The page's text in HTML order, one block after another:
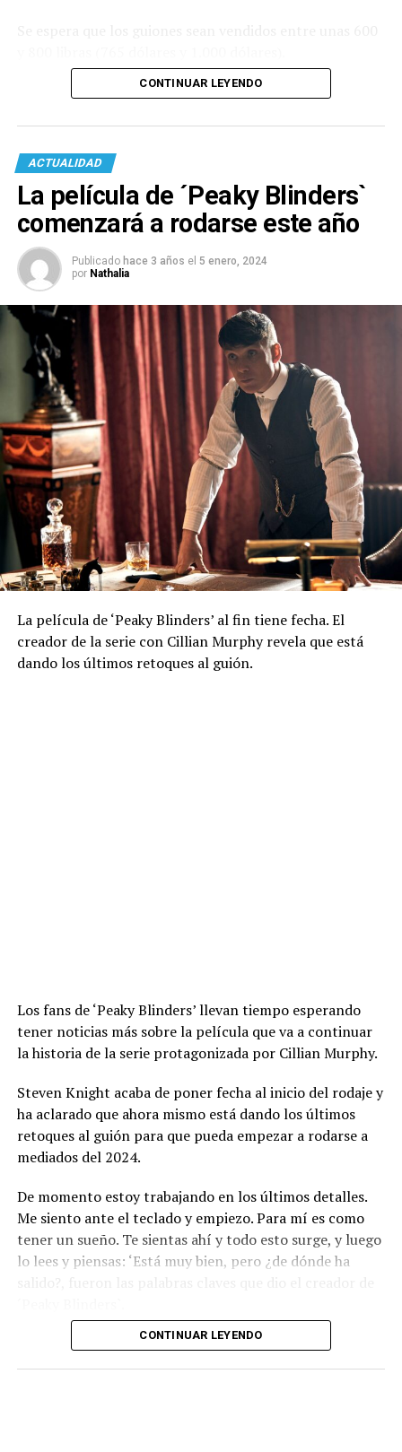
CONTINUAR LEYENDO
ACTUALIDAD
La película de ´Peaky Blinders`
comenzará a rodarse este año
Publicado hace 3 años el 5 enero, 2024
por Nathalia
La película de ‘Peaky Blinders’ al fin tiene fecha. El
creador de la serie con Cillian Murphy revela que está
dando los últimos retoques al guión.
Los fans de ‘Peaky Blinders’ llevan tiempo esperando
tener noticias más sobre la película que va a continuar
la historia de la serie protagonizada por Cillian Murphy.
Steven Knight acaba de poner fecha al inicio del rodaje y
ha aclarado que ahora mismo está dando los últimos
retoques al guión para que pueda empezar a rodarse a
mediados del 2024.
De momento estoy trabajando en los últimos detalles.
Me siento ante el teclado y empiezo. Para mí es como
tener un sueño. Te sientas ahí y todo esto surge, y luego
lo lees y piensas: ‘Está muy bien, pero ¿de dónde ha
CONTINUAR LEYENDO